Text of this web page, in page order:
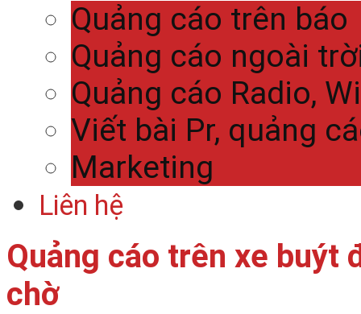
Quảng cáo trên báo
Quảng cáo ngoài
Quảng cáo Radio,
Viết bài Pr, quảng
Marketing
Liên hệ
Quảng cáo trên xe buýt
chờ